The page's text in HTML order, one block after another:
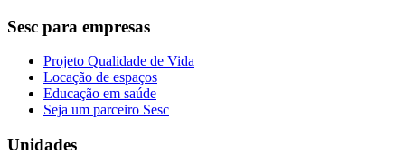
Sesc para empresas
Projeto Qualidade de Vida
Locação de espaços
Educação em saúde
Seja um parceiro Sesc
Unidades